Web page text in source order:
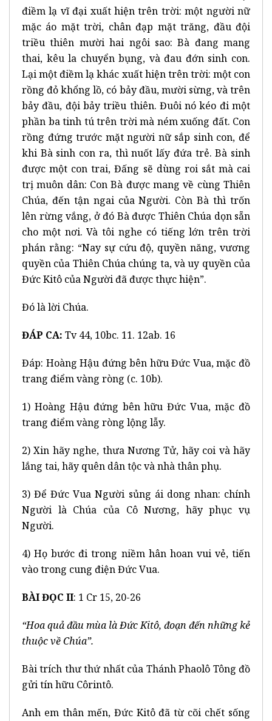
điềm lạ vĩ đại xuất hiện trên trời: một người nữ
mặc áo mặt trời, chân đạp mặt trăng, đầu đội
triều thiên mười hai ngôi sao: Bà đang mang
thai, kêu la chuyển bụng, và đau đớn sinh con.
Lại một điềm lạ khác xuất hiện trên trời: một con
rồng đỏ khổng lồ, có bảy đầu, mười sừng, và trên
bảy đầu, đội bảy triều thiên. Đuôi nó kéo đi một
phần ba tinh tú trên trời mà ném xuống đất. Con
rồng đứng trước mặt người nữ sắp sinh con, để
khi Bà sinh con ra, thì nuốt lấy đứa trẻ. Bà sinh
được một con trai, Đấng sẽ dùng roi sắt mà cai
trị muôn dân: Con Bà được mang về cùng Thiên
Chúa, đến tận ngai của Người. Còn Bà thì trốn
lên rừng vắng, ở đó Bà được Thiên Chúa dọn sẵn
cho một nơi. Và tôi nghe có tiếng lớn trên trời
phán rằng: “Nay sự cứu độ, quyền năng, vương
quyền của Thiên Chúa chúng ta, và uy quyền của
Đức Kitô của Người đã được thực hiện”.
Đó là lời Chúa.
ĐÁP CA: Tv 44, 10bc. 11. 12ab. 16
Đáp: Hoàng Hậu đứng bên hữu Đức Vua, mặc đồ
trang điểm vàng ròng (c. 10b).
1) Hoàng Hậu đứng bên hữu Đức Vua, mặc đồ
trang điểm vàng ròng lộng lẫy.
2) Xin hãy nghe, thưa Nương Tử, hãy coi và hãy
lắng tai, hãy quên dân tộc và nhà thân phụ.
3) Để Đức Vua Người sủng ái dong nhan: chính
Người là Chúa của Cô Nương, hãy phục vụ
Người.
4) Họ bước đi trong niềm hân hoan vui vẻ, tiến
vào trong cung điện Đức Vua.
BÀI ĐỌC II: 1 Cr 15, 20-26
“Hoa quả đầu mùa là Đức Kitô, đoạn đến những kẻ
thuộc về Chúa”.
Bài trích thư thứ nhất của Thánh Phaolô Tông đồ
gửi tín hữu Côrintô.
Anh em thân mến, Đức Kitô đã từ cõi chết sống